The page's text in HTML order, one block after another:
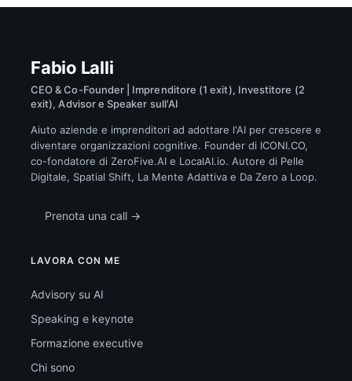
Fabio Lalli
CEO & Co-Founder | Imprenditore (1 exit), Investitore (2
exit), Advisor e Speaker sull'AI
Aiuto aziende e imprenditori ad adottare l'AI per crescere e
diventare organizzazioni cognitive. Founder di ICONI.CO,
co-fondatore di ZeroFive.AI e LocalAI.io. Autore di Pelle
Digitale, Spatial Shift, La Mente Adattiva e Da Zero a Loop.
Prenota una call →
LAVORA CON ME
Advisory su AI
Speaking e keynote
Formazione executive
Chi sono